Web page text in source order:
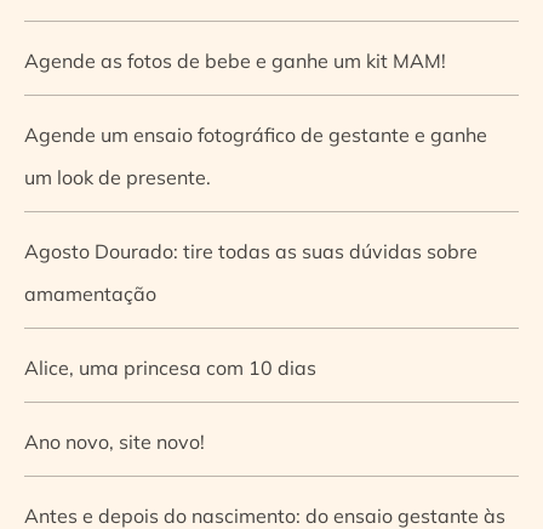
Agende as fotos de bebe e ganhe um kit MAM!
Agende um ensaio fotográfico de gestante e ganhe
um look de presente.
Agosto Dourado: tire todas as suas dúvidas sobre
amamentação
Alice, uma princesa com 10 dias
Ano novo, site novo!
Antes e depois do nascimento: do ensaio gestante às